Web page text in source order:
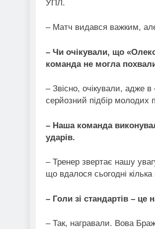
УПЛ.
– Матч видався важким,
– Чи очікували, що
команда не могла
– Звісно, очікували, адже
серйозний підбір молодих
– Наша команда
ударів.
– Тренер звертає нашу
що вдалося сьогодні кілька
– Голи зі стандартів – це
– Так, награвали. Вова